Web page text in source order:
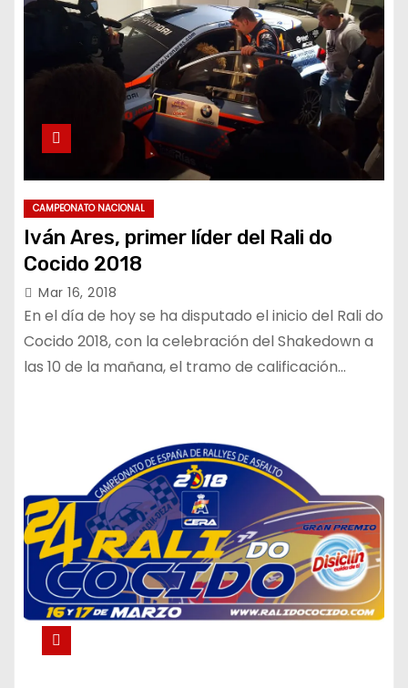
CAMPEONATO NACIONAL
Iván Ares, primer líder del Rali do
Cocido 2018
Mar 16, 2018
En el día de hoy se ha disputado el inicio del Rali do
Cocido 2018, con la celebración del Shakedown a
las 10 de la mañana, el tramo de calificación…